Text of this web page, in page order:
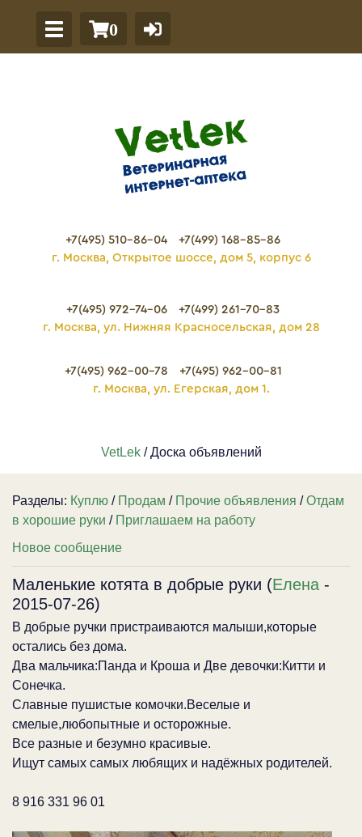
0
+7(495) 510-86-04
+7(499) 168-85-86
г. Москва, Открытое шоссе, дом 5, корпус 6
+7(495) 972-74-06
+7(499) 261-70-83
г. Москва, ул. Нижняя Красносельская, дом 28
+7(495) 962-00-78
+7(495) 962-00-81
г. Москва, ул. Егерская, дом 1.
VetLek/ Доска объявлений
Разделы: Куплю / Продам / Прочие объявления /Отдам
в хорошие руки / Приглашаем на работу
Новое сообщение
Маленькие котята в добрые руки (Елена -
2015-07-26)
В добрые ручки пристраиваются малыши,которые
остались без дома.
Два мальчика:Панда и Кроша и Две девочки:Китти и
Сонечка.
Славные пушистые комочки.Веселые и
смелые,любопытные и осторожные.
Все разные и безумно красивые.
Ищут самых самых любящих и надёжных родителей.
8 916 331 96 01